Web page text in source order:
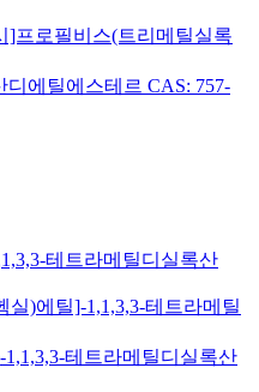
]프로필비스(트리메틸실록
에틸에스테르 CAS: 757-
테트라메틸디실록산
실)에틸]-1,1,3,3-테트라메틸
테트라메틸디실록산